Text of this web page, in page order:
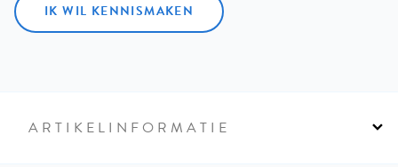
IK WIL KENNISMAKEN
ARTIKELINFORMATIE